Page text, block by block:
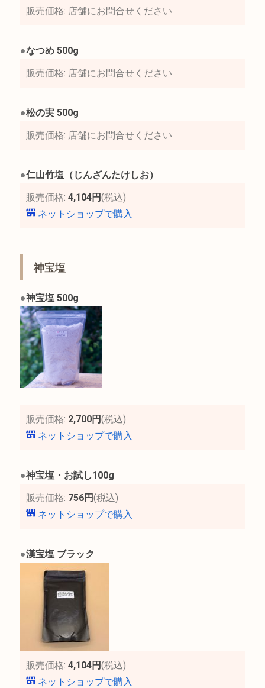
販売価格: 店舗にお問合せください
●なつめ 500g
販売価格: 店舗にお問合せください
●松の実 500g
販売価格: 店舗にお問合せください
●仁山竹塩（じんざんたけしお）
販売価格: 4,104円(税込)
ネットショップで購入
神宝塩
●神宝塩 500g
販売価格: 2,700円(税込)
ネットショップで購入
●神宝塩・お試し100g
販売価格: 756円(税込)
ネットショップで購入
●漢宝塩 ブラック
販売価格: 4,104円(税込)
ネットショップで購入